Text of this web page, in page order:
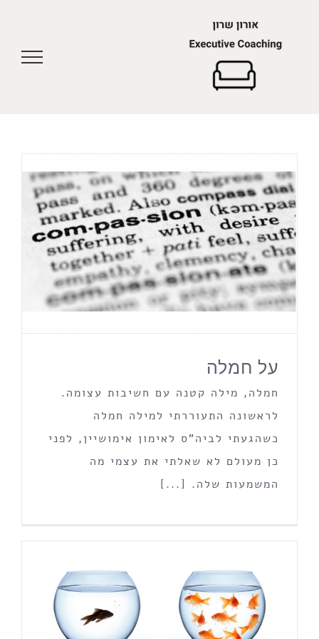
על חמלה
חמלה, מילה קטנה עם חשיבות עצומה.
לראשונה התעוררתי למילה חמלה
כשהגעתי לביה"ס לאימון אימושיין, לפני
כן מעולם לא שאלתי את עצמי מה
המשמעות שלה. [...]